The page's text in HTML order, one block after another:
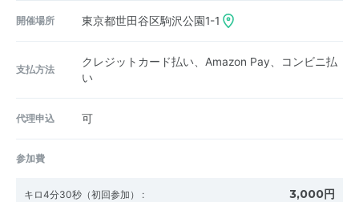
開催場所 東京都世田谷区駒沢公園1-1
支払方法
クレジットカード払い、Amazon Pay、コンビニ払
い
代理申込 可
参加費
キロ4分30秒（初回参加） : 3,000円